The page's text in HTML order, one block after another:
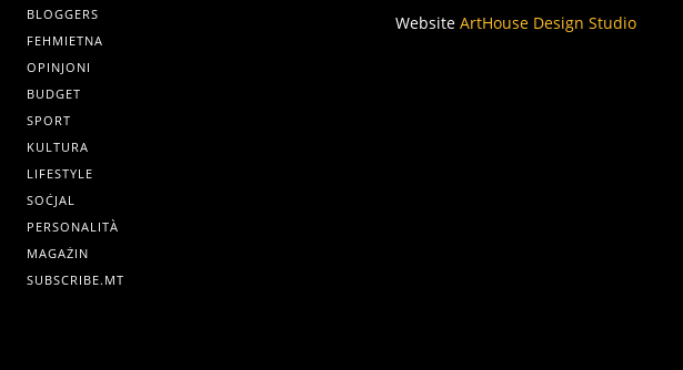
BLOGGERS
FEHMIETNA
OPINJONI
BUDGET
SPORT
KULTURA
LIFESTYLE
SOĊJAL
PERSONALITÀ
MAGAŻIN
SUBSCRIBE.MT
Website ArtHouse Design Studio